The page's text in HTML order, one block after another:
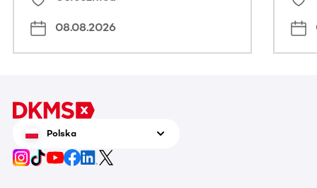
08.08.2026
Polska